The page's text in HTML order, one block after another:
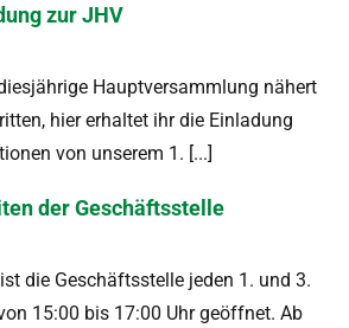
zur JHV
Hauptver­samm­lung nähert
hier erhal­tet ihr die Ein­ladung
von unserem 1. [...]
der Geschäftsstelle
die Geschäftsstelle jeden 1. und 3.
15:00 bis 17:00 Uhr geöffnet. Ab